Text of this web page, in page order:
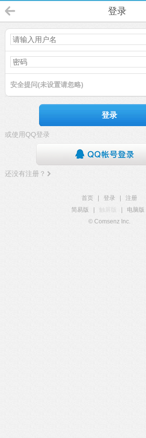
登录
安全提问(未设置请忽略)
登录
或使用QQ登录
还没有注册？
首页 登录
注册
简易版
触屏版 电脑版
© Comsenz Inc.